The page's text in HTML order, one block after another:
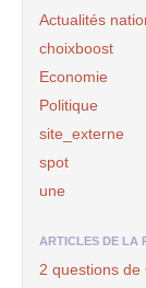
Actualités
choixboost
Economie
Politique
site_externe
spot
une
ARTICLES DE LA
2 questions de